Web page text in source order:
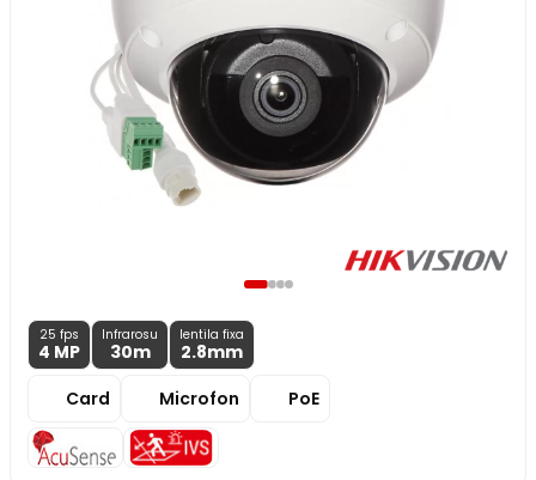
25 fps
4 MP
Infrarosu
30m
lentila fixa
2.8mm
Card
Microfon PoE